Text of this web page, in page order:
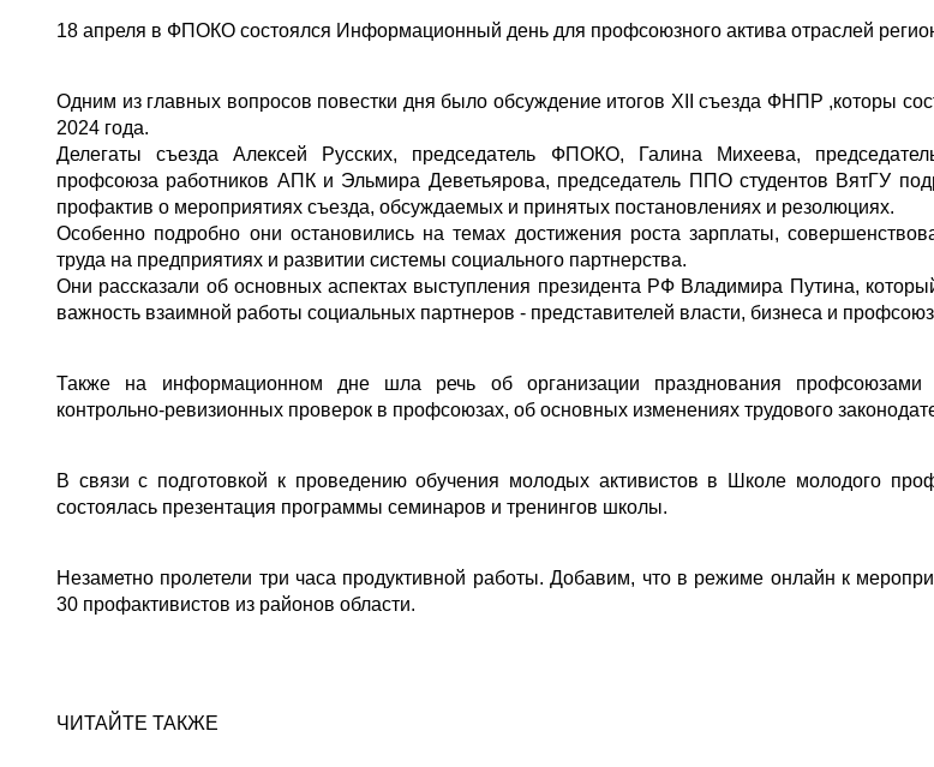
18 апреля в ФПОКО состоялся Информационный день для профсоюзного актива отраслей
Одним из главных вопросов повестки дня было обсуждение итогов XII съезда ФНПР ,которы
2024 года.
Делегаты съезда Алексей Русских, председатель ФПОКО, Галина Михеева,
профсоюза работников АПК и Эльмира Деветьярова, председатель ППО студентов ВятГУ
профактив о мероприятиях съезда, обсуждаемых и принятых постановлениях и резолюциях.
Особенно подробно они остановились на темах достижения роста зарплаты,
труда на предприятиях и развитии системы социального партнерства.
Они рассказали об основных аспектах выступления президента РФ Владимира Путина,
важность взаимной работы социальных партнеров - представителей власти, бизнеса и
Также на информационном дне шла речь об организации празднования профсоюзами
контрольно-ревизионных проверок в профсоюзах, об основных изменениях трудового
В связи с подготовкой к проведению обучения молодых активистов в Школе молодого
состоялась презентация программы семинаров и тренингов школы.
Незаметно пролетели три часа продуктивной работы.Добавим, что в режиме онлайн к
30 профактивистов из районов области.
ЧИТАЙТЕ ТАКЖЕ